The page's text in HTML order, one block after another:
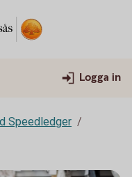
Logga in
Speedledger